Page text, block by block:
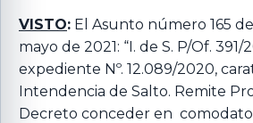
VISTO: El Asunto número 165
mayo de 2021: “I. de S. P/Of. 391/
expediente Nº. 12.089/2020,
Intendencia de Salto. Remite
Decreto conceder en comodato